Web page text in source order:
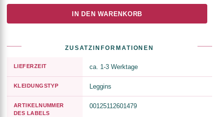
IN DEN WARENKORB
ZUSATZINFORMATIONEN
LIEFERZEIT ca. 1-3 Werktage
KLEIDUNGSTYP Leggins
ARTIKELNUMMER
DES LABELS
00125112601479